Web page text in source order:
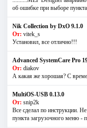
об ошибке при выборе
Nik Collection by DxO 9.1.0
От: vitek_s
Установил, все отлично!!!
Advanced SystemCare Pro
От: diakov
А какая же хорошая? С
MultiOS-USB 0.13.0
От: snip2k
Все сделал по инструкции.
пункта загрузочного меню -